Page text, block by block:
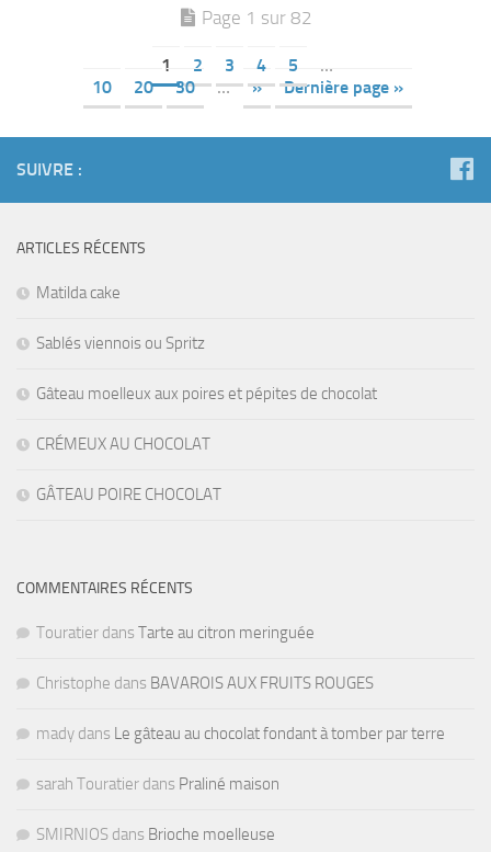
Page 1 sur 82
1 2 3 4 5
…
10
20 30 … » Dernière page »
SUIVRE :
ARTICLES RÉCENTS
Matilda cake
Sablés viennois ou Spritz
Gâteau moelleux aux poires et pépites de chocolat
CRÉMEUX AU CHOCOLAT
GÂTEAU POIRE CHOCOLAT
COMMENTAIRES RÉCENTS
Touratier dans Tarte au citron meringuée
Christophe dans BAVAROIS AUX FRUITS ROUGES
mady dans Le gâteau au chocolat fondant à tomber par terre
sarah Touratier dans Praliné maison
SMIRNIOS dans Brioche moelleuse